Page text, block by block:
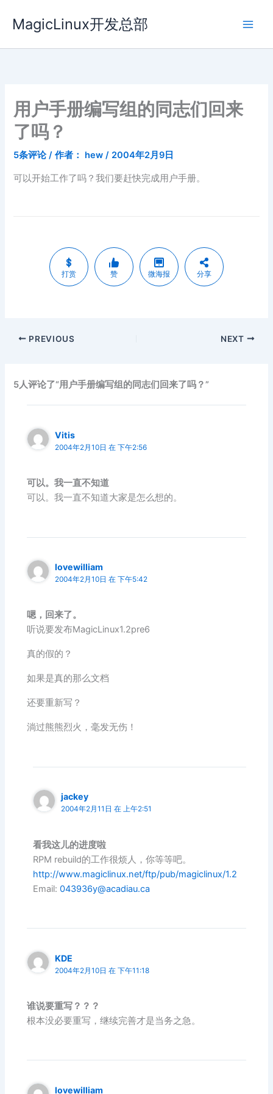
容
MagicLinux开发总部
用户手册编写组的同志们回来
了吗？
5条评论 / 作者： hew/ 2004年2月9日
可以开始工作了吗？我们要赶快完成用户手册。
打赏 赞 微海报 分享
PREVIOUS NEXT
5人评论了“用户手册编写组的同志们回来了吗？”
Vitis
2004年2月10日 在 下午2:56
可以。我一直不知道
可以。我一直不知道大家是怎么想的。
lovewilliam
2004年2月10日 在 下午5:42
嗯，回来了。
听说要发布MagicLinux1.2pre6
真的假的？
如果是真的那么文档
还要重新写？
淌过熊熊烈火，毫发无伤！
jackey
2004年2月11日 在 上午2:51
看我这儿的进度啦
RPM rebuild的工作很烦人，你等等吧。
http://www.magiclinux.net/ftp/pub/magiclinux/1.2
Email:043936y@acadiau.ca
KDE
2004年2月10日 在 下午11:18
谁说要重写？？？
根本没必要重写，继续完善才是当务之急。
lovewilliam